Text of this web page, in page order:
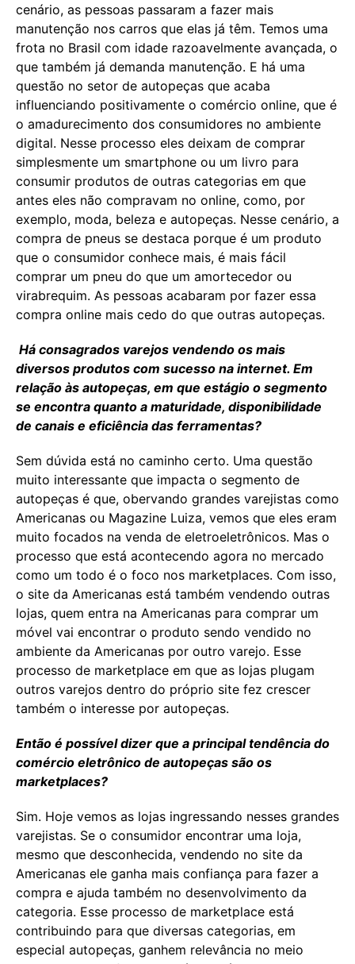
cenário, as pessoas passaram a fazer mais
manutenção nos carros que elas já têm. Temos uma
frota no Brasil com idade razoavelmente avançada, o
que também já demanda manutenção. E há uma
questão no setor de autopeças que acaba
influenciando positivamente o comércio online, que é
o amadurecimento dos consumidores no ambiente
digital. Nesse processo eles deixam de comprar
simplesmente um smartphone ou um livro para
consumir produtos de outras categorias em que
antes eles não compravam no online, como, por
exemplo, moda, beleza e autopeças. Nesse cenário, a
compra de pneus se destaca porque é um produto
que o consumidor conhece mais, é mais fácil
comprar um pneu do que um amortecedor ou
virabrequim. As pessoas acabaram por fazer essa
compra online mais cedo do que outras autopeças.
Há consagrados varejos vendendo os mais
diversos produtos com sucesso na internet. Em
relação às autopeças, em que estágio o segmento
se encontra quanto a maturidade, disponibilidade
de canais e eficiência das ferramentas?
Sem dúvida está no caminho certo. Uma questão
muito interessante que impacta o segmento de
autopeças é que, obervando grandes varejistas como
Americanas ou Magazine Luiza, vemos que eles eram
muito focados na venda de eletroeletrônicos. Mas o
processo que está acontecendo agora no mercado
como um todo é o foco nos marketplaces. Com isso,
o site da Americanas está também vendendo outras
lojas, quem entra na Americanas para comprar um
móvel vai encontrar o produto sendo vendido no
ambiente da Americanas por outro varejo. Esse
processo de marketplace em que as lojas plugam
outros varejos dentro do próprio site fez crescer
também o interesse por autopeças.
Então é possível dizer que a principal tendência do
comércio eletrônico de autopeças são os
marketplaces?
Sim. Hoje vemos as lojas ingressando nesses grandes
varejistas. Se o consumidor encontrar uma loja,
mesmo que desconhecida, vendendo no site da
Americanas ele ganha mais confiança para fazer a
compra e ajuda também no desenvolvimento da
categoria. Esse processo de marketplace está
contribuindo para que diversas categorias, em
especial autopeças, ganhem relevância no meio